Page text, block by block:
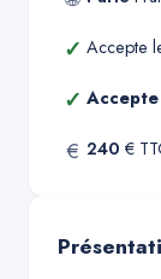
✓ Accepte
✓ Accepte
€ 240 €